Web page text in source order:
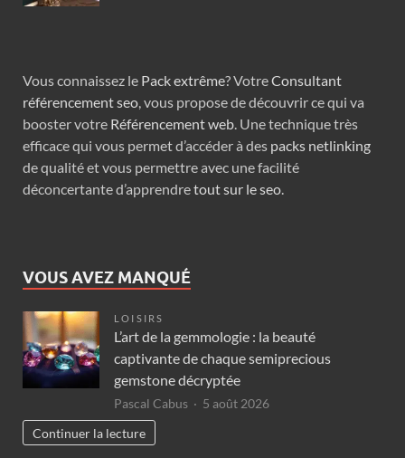
Vous connaissez le Pack extrême? VotreConsultant
référencement seo, vous propose de découvrir ce qui va
booster votre Référencement web. Une technique très
efficace qui vous permet d’accéder à des packs netlinking
de qualité et vous permettre avec une facilité
déconcertante d’apprendretout sur le seo.
VOUS AVEZ MANQUÉ
LOISIRS
L’art de la gemmologie : la beauté
captivante de chaque semiprecious
gemstone décryptée
Pascal Cabus
5 août 2026
Continuer la lecture